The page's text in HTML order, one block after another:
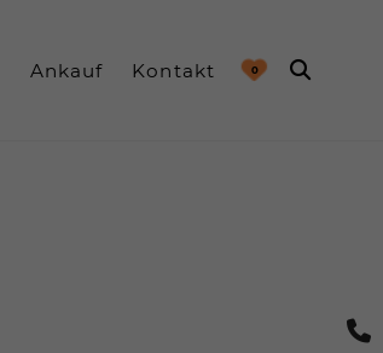
Ankauf Kontakt 0